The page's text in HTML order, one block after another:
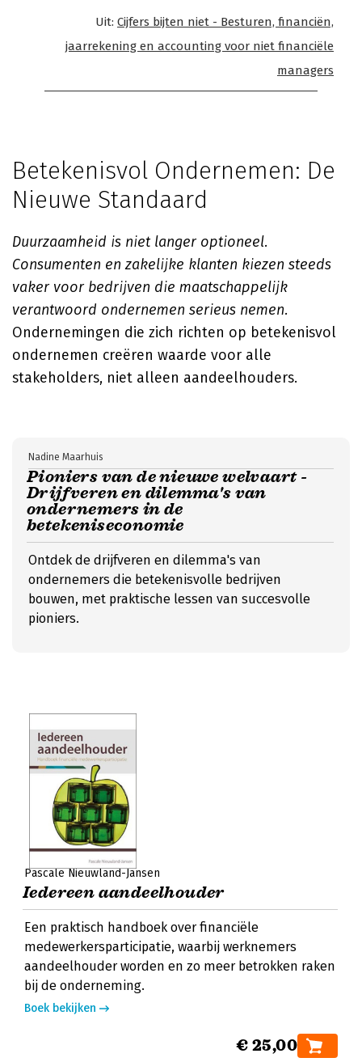
Uit: Cijfers bijten niet - Besturen, financiën,
jaarrekening en accounting voor niet financiële
managers
Betekenisvol Ondernemen: De
Nieuwe Standaard
Duurzaamheid is niet langer optioneel.
Consumenten en zakelijke klanten kiezen steeds
vaker voor bedrijven die maatschappelijk
verantwoord ondernemen serieus nemen.
Ondernemingen die zich richten op betekenisvol
ondernemen creëren waarde voor alle
stakeholders, niet alleen aandeelhouders.
Pioniers van de nieuwe welvaart -
Drijfveren en dilemma's van
ondernemers in de
betekeniseconomie
Nadine Maarhuis
Ontdek de drijfveren en dilemma's van
ondernemers die betekenisvolle bedrijven
bouwen, met praktische lessen van succesvolle
pioniers.
Pascale Nieuwland-Jansen
Iedereen aandeelhouder
Een praktisch handboek over financiële
medewerkersparticipatie, waarbij werknemers
aandeelhouder worden en zo meer betrokken raken
bij de onderneming.
Boek bekijken
€ 25,00